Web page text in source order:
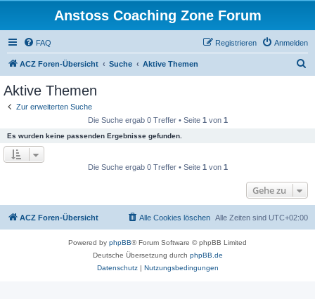
Anstoss Coaching Zone Forum
FAQ Anmelden
Registrieren
ACZ Foren-Übersicht Suche Aktive Themen
Aktive Themen
Zur erweiterten Suche
Die Suche ergab 0 Treffer • Seite 1 von 1
Es wurden keine passenden Ergebnisse gefunden.
Die Suche ergab 0 Treffer • Seite 1 von 1
Gehe zu
ACZ Foren-Übersicht Alle Zeiten sind UTC+02:00
Alle Cookies löschen
Powered by phpBB® Forum Software © phpBB Limited
Deutsche Übersetzung durch phpBB.de
Datenschutz| Nutzungsbedingungen